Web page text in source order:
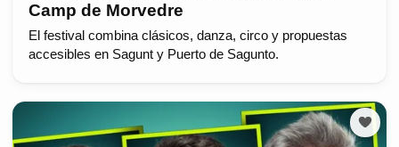
Camp de Morvedre
El festival combina clásicos, danza, circo y propuestas
accesibles en Sagunt y Puerto de Sagunto.